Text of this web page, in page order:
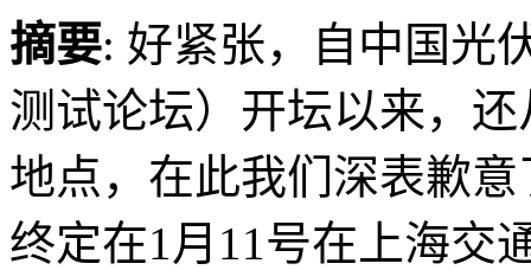
摘要: 好紧张，自中国光
测试论坛）开坛以来，
地点，在此我们深表歉
终定在1月11号在上海交